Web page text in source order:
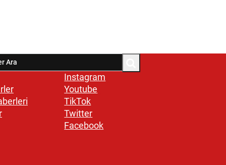
Instagram
Youtube
TikTok
Twitter
Facebook